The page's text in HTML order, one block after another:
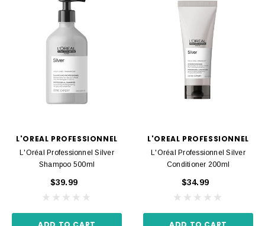
L'OREAL PROFESSIONNEL
L'Oréal Professionnel Silver
Shampoo 500ml
$39.99
L'OREAL PROFESSIONNEL
L'Oréal Professionnel Silver
Conditioner 200ml
$34.99